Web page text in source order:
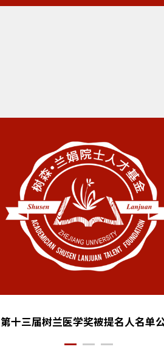
2025树兰卓越工程—器官移植青年人才海外研修
第十三届树兰医学奖被提名人名单